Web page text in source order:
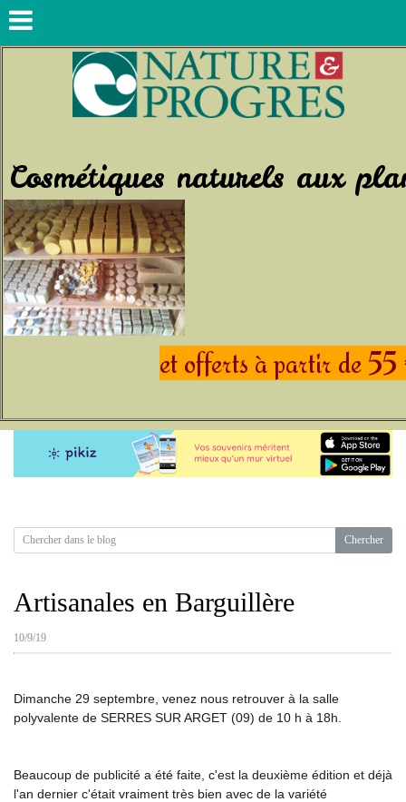
Cosmétiques naturels aux
et offerts à partir de
Artisanales en Barguillère
10/9/19
Dimanche 29 septembre, venez nous retrouver à la salle
polyvalente de SERRES SUR ARGET (09) de 10 h à 18h.
Beaucoup de publicité a été faite, c'est la deuxième édition et déjà
l'an dernier c'était vraiment très bien avec de la variété